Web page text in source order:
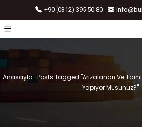
+90 (0312) 395 50 80
Anasayfa ›Posts Tagged "Arızalanan Ve
Yapıyor Musunuz?"